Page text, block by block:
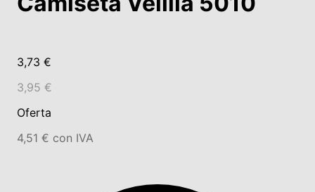
3,73 €
3,95 €
Oferta
4,51 € con IVA